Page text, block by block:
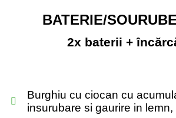
BATERIE/
2x baterii +
Burghiu cu ciocan cu
insurubare si gaurire in